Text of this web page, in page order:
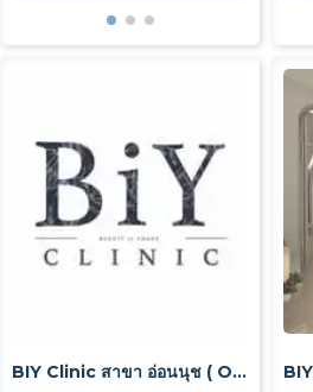
BIY Clinic สาขา อ่อนนุช ( Onnut Branch )